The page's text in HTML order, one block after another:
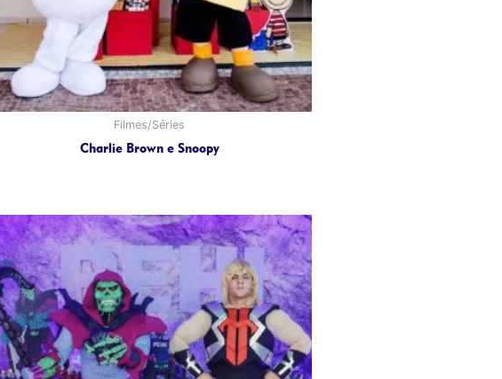
Filmes/Séries
Charlie Brown e Snoopy